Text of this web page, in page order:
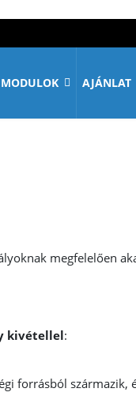
MODULOK AJÁNLAT
megfelelően
kivétellel:
forrásból származik,